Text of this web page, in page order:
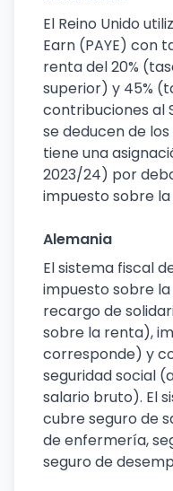
El Reino Unido
Earn (PAYE) con
renta del 20%
superior) y 45%
contribuciones al
se deducen de los
tiene una
2023/24) por
impuesto sobre
Alemania
El sistema fiscal
impuesto sobre la
recargo de
sobre la renta),
corresponde) y
seguridad social
salario bruto). El
cubre seguro de
de enfermería,
seguro de